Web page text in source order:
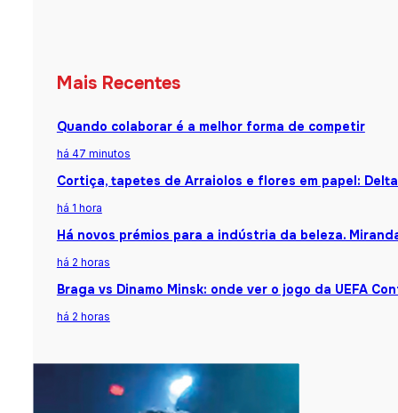
Mais Recentes
Quando colaborar é a melhor forma de competir
há 47 minutos
Cortiça, tapetes de Arraiolos e flores em papel:
há 1 hora
Há novos prémios para a indústria da beleza.
há 2 horas
Braga vs Dinamo Minsk: onde ver o jogo da UEFA
há 2 horas